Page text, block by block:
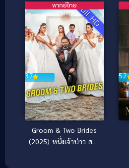
Full HD
3.7
พากย์ไทย
Groom & Two Brides
(2025) หนึ่งเจ้าบ่าว สอง
5.2